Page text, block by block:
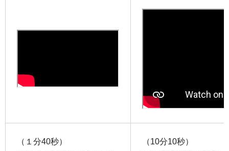
（１分40秒）
（10分10秒）